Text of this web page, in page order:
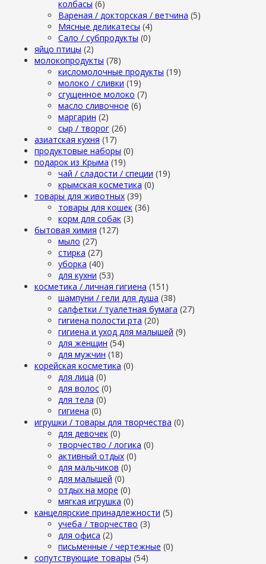
колбасы (6)
Вареная / докторская / ветчина (5)
Мясные деликатесы (4)
Сало / субпродукты (0)
яйцо птицы (2)
молокопродукты (78)
кисломолочные продукты (19)
молоко / сливки (19)
сгущенное молоко (7)
масло сливочное (6)
маргарин (2)
сыр / творог (26)
азиатская кухня (17)
продуктовые наборы (0)
подарок из Крыма (19)
чай / сладости / специи (19)
крымская косметика (0)
товары для животных (39)
товары для кошек (36)
корм для собак (3)
бытовая химия (127)
мыло (27)
стирка (27)
уборка (40)
для кухни (53)
косметика / личная гигиена (151)
шампуни / гели для душа (38)
салфетки / туалетная бумага (27)
гигиена полости рта (20)
гигиена и уход для малышей (9)
для женщин (54)
для мужчин (18)
корейская косметика (0)
для лица (0)
для волос (0)
для тела (0)
гигиена (0)
игрушки / товары для творчества (0)
для девочек (0)
творчество / логика (0)
активный отдых (0)
для мальчиков (0)
для малышей (0)
отдых на море (0)
мягкая игрушка (0)
канцелярские принадлежности (5)
учеба / творчество (3)
для офиса (2)
письменные / чертежные (0)
сопутствующие товары (54)